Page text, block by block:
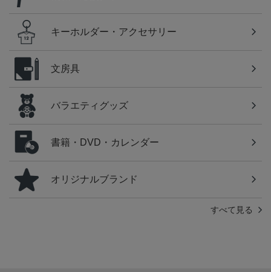
キーホルダー・アクセサリー
文房具
バラエティグッズ
書籍・DVD・カレンダー
オリジナルブランド
すべて見る